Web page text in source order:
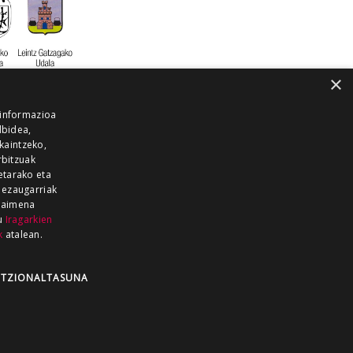
GUKA
GUKA ZUMAIA GUKA
×
eta
Iragarkien
atalean.